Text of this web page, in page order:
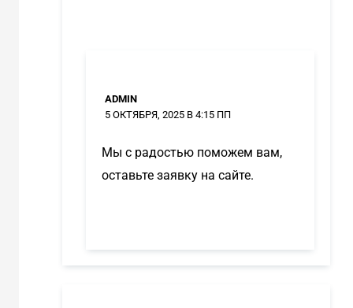
ADMIN
5 ОКТЯБРЯ, 2025 В 4:15 ПП
Мы с радостью поможем вам,
оставьте заявку на сайте.